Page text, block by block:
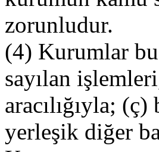
zorunludur.
(4) Kurumlar
sayılan
aracılığıyla;
yerleşik diğer